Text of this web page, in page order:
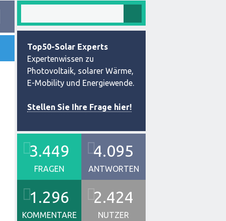
Top50-Solar Experts
Expertenwissen zu
Photovoltaik, solarer Wärme,
E-Mobility und Energiewende.
Stellen Sie Ihre Frage hier!
3.449
FRAGEN
4.095
ANTWORTEN
1.296
KOMMENTARE
2.424
NUTZER